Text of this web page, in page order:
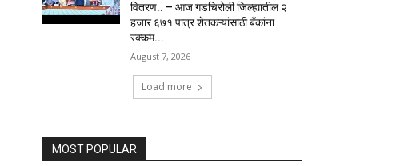
वितरण.. – आज गडचिरोली जिल्ह्यातील २
हजार ६७१ पात्र शेतकऱ्यांसाठी बँकांना
रक्कम...
August 7, 2026
Load more
MOST POPULAR